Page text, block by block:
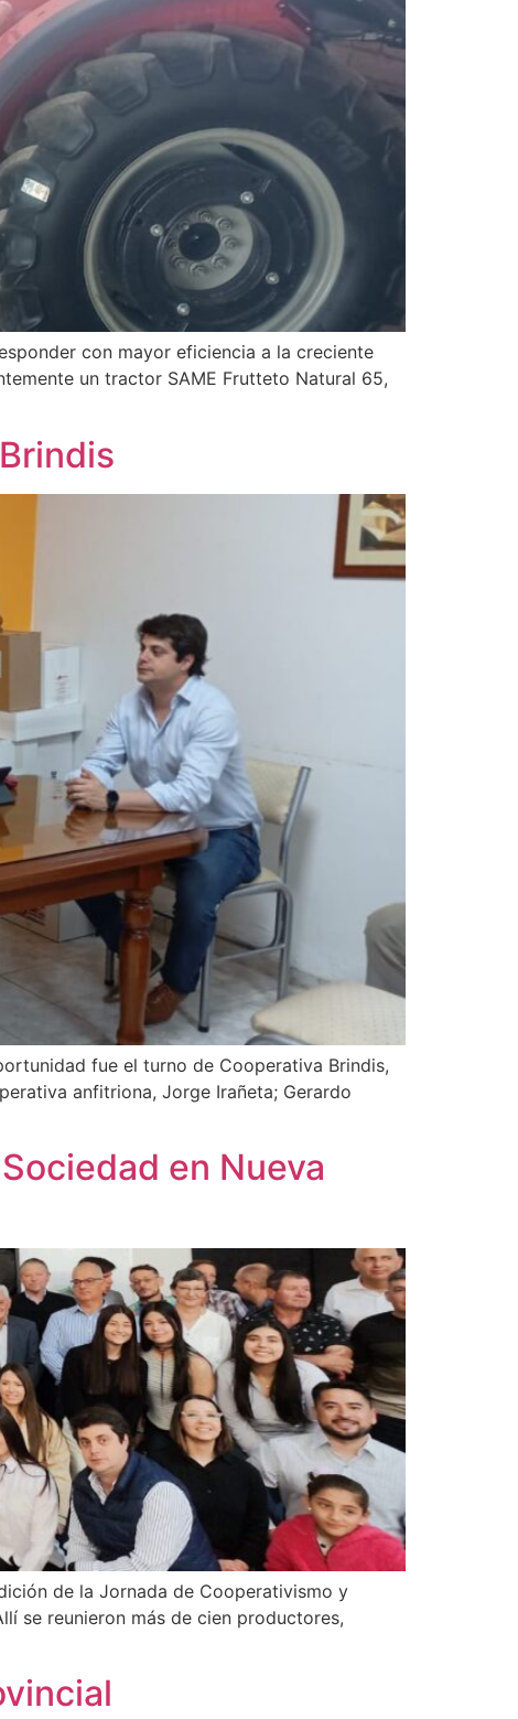
con mayor eficiencia a la creciente
un tractor SAME Frutteto Natural 65,
fue el turno de Cooperativa Brindis,
anfitriona, Jorge Irañeta; Gerardo
en Nueva
de la Jornada de Cooperativismo y
se reunieron más de cien productores,